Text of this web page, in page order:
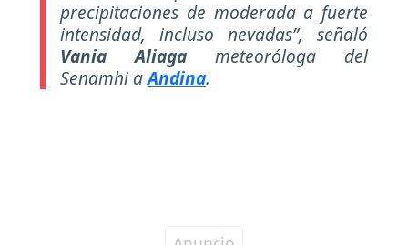
precipitaciones de moderada a fuerte
intensidad, incluso nevadas”, señaló
Vania Aliaga meteoróloga del
Senamhi aAndina.